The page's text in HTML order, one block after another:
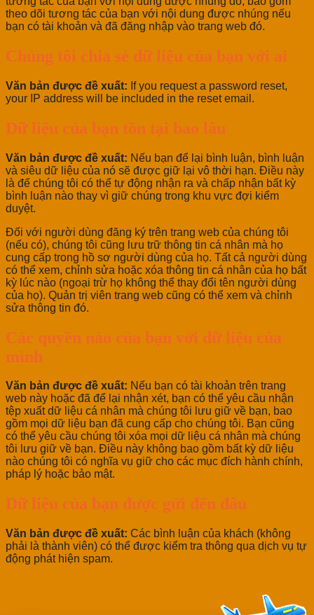
theo dõi tương tác của bạn với nội dung được nhúng nếu
bạn có tài khoản và đã đăng nhập vào trang web đó.
Chúng tôi chia sẻ dữ liệu của bạn với ai
Văn bản được đề xuất: If you request a password reset,
your IP address will be included in the reset email.
Dữ liệu của bạn tồn tại bao lâu
Văn bản được đề xuất: Nếu bạn để lại bình luận, bình luận
và siêu dữ liệu của nó sẽ được giữ lại vô thời hạn. Điều này
là để chúng tôi có thể tự động nhận ra và chấp nhận bất kỳ
bình luận nào thay vì giữ chúng trong khu vực đợi kiểm
duyệt.
Đối với người dùng đăng ký trên trang web của chúng tôi
(nếu có), chúng tôi cũng lưu trữ thông tin cá nhân mà họ
cung cấp trong hồ sơ người dùng của họ. Tất cả người dùng
có thể xem, chỉnh sửa hoặc xóa thông tin cá nhân của họ bất
kỳ lúc nào (ngoại trừ họ không thể thay đổi tên người dùng
của họ). Quản trị viên trang web cũng có thể xem và chỉnh
sửa thông tin đó.
Các quyền nào của bạn với dữ liệu của
mình
Văn bản được đề xuất: Nếu bạn có tài khoản trên trang
web này hoặc đã để lại nhận xét, bạn có thể yêu cầu nhận
tệp xuất dữ liệu cá nhân mà chúng tôi lưu giữ về bạn, bao
gồm mọi dữ liệu bạn đã cung cấp cho chúng tôi. Bạn cũng
có thể yêu cầu chúng tôi xóa mọi dữ liệu cá nhân mà chúng
tôi lưu giữ về bạn. Điều này không bao gồm bất kỳ dữ liệu
nào chúng tôi có nghĩa vụ giữ cho các mục đích hành chính,
pháp lý hoặc bảo mật.
Dữ liệu của bạn được gửi đến đâu
Văn bản được đề xuất: Các bình luận của khách (không
phải là thành viên) có thể được kiểm tra thông qua dịch vụ tự
động phát hiện spam.